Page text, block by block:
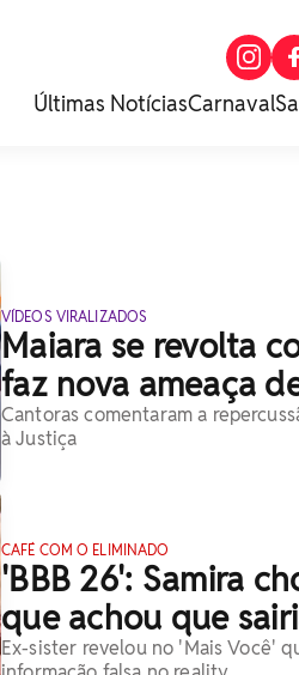
Últimas NotíciasCarnaval
VÍDEOS VIRALIZADOS
Maiara se revolta
faz nova ameaça
Cantoras comentaram a
à Justiça
CAFÉ COM O ELIMINADO
'BBB 26': Samira
que achou que
Ex-sister revelou no 'Mais Você'